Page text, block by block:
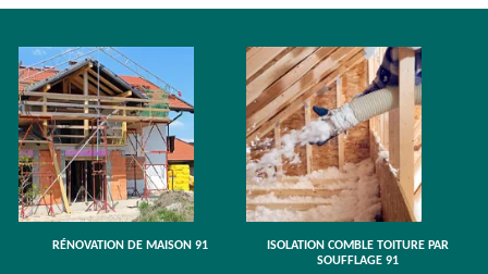
RÉNOVATION DE MAISON 91
ISOLATION COMBLE TOITURE PAR
SOUFFLAGE 91